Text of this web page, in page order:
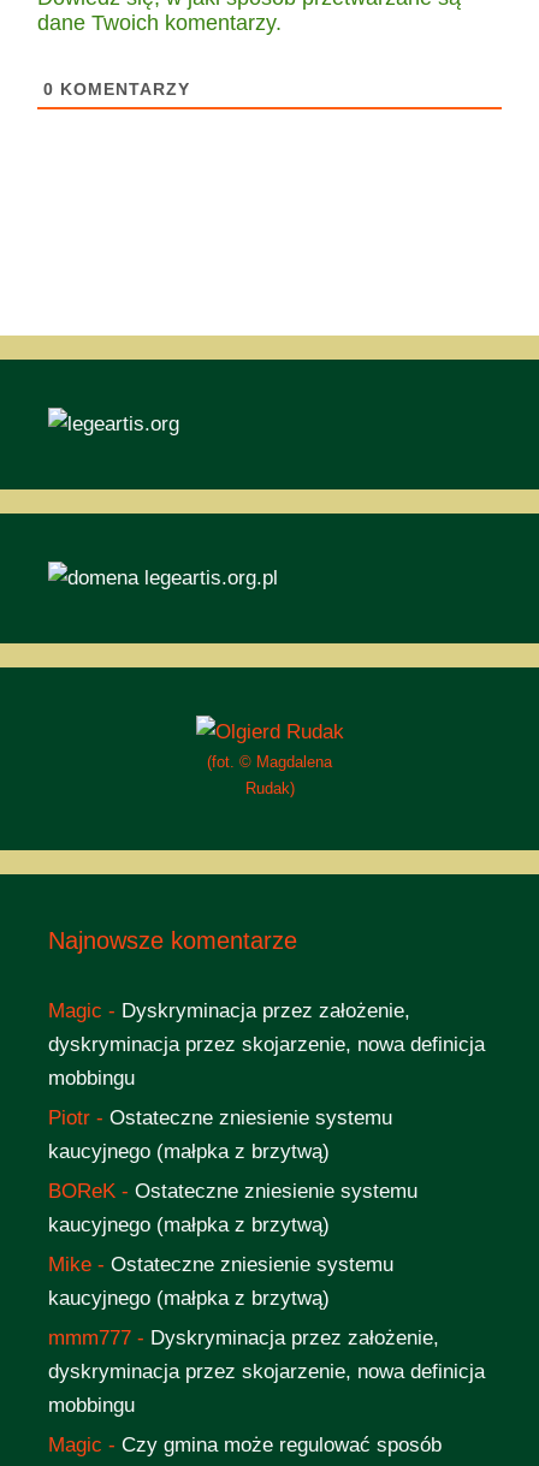
dane Twoich komentarzy.
0 KOMENTARZY
(fot. © Magdalena
Rudak)
Najnowsze komentarze
Magic - Dyskryminacja przez założenie,
dyskryminacja przez skojarzenie, nowa definicja
mobbingu
Piotr - Ostateczne zniesienie systemu
kaucyjnego (małpka z brzytwą)
BOReK - Ostateczne zniesienie systemu
kaucyjnego (małpka z brzytwą)
Mike - Ostateczne zniesienie systemu
kaucyjnego (małpka z brzytwą)
mmm777 - Dyskryminacja przez założenie,
dyskryminacja przez skojarzenie, nowa definicja
mobbingu
Magic - Czy gmina może regulować sposób